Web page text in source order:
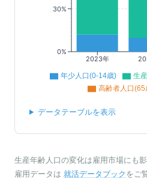
2023年
0%
30%
年少人口(0-14歳)
生
高齢者人口(65
データテーブルを表示
生産年齢人口の変化は雇用市場にも
雇用データは 就活データブック をご